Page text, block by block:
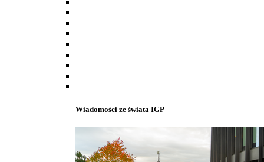
Wiadomości ze świata IGP